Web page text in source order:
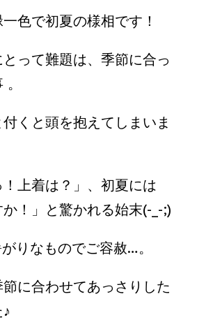
色で初夏の様相です！
って難題は、季節に合っ
くと頭を抱えてしまいま
上着は？」、初夏には
か！」と驚かれる始末(-_-;)
りなものでご容赦…。
に合わせてあっさりした